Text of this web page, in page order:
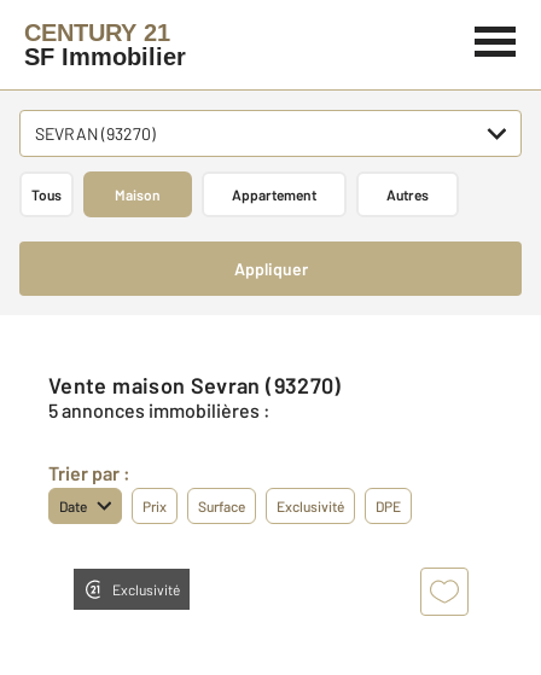
CENTURY 21
SF Immobilier
SEVRAN (93270)
Tous Maison Appartement Autres
Appliquer
Vente maison Sevran (93270)
5 annonces immobilières :
Trier par :
Date Prix Surface Exclusivité DPE
Exclusivité